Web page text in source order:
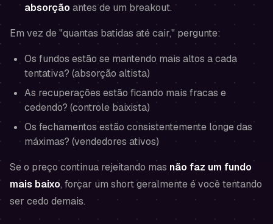
absorçãoantes de um breakout.
Em vez de "quantas batidas até cair," pergunte:
Os fundos estão se mantendo mais altos a cada
tentativa? (absorção altista)
As recuperações estão ficando mais fracas e
cedendo? (controle baixista)
Os fechamentos estão consistentemente longe das
máximas? (vendedores ativos)
Se o preço continua rejeitando mas não faz um fundo
mais baixo, forçar um short geralmente é você tentando
ser cedo demais.